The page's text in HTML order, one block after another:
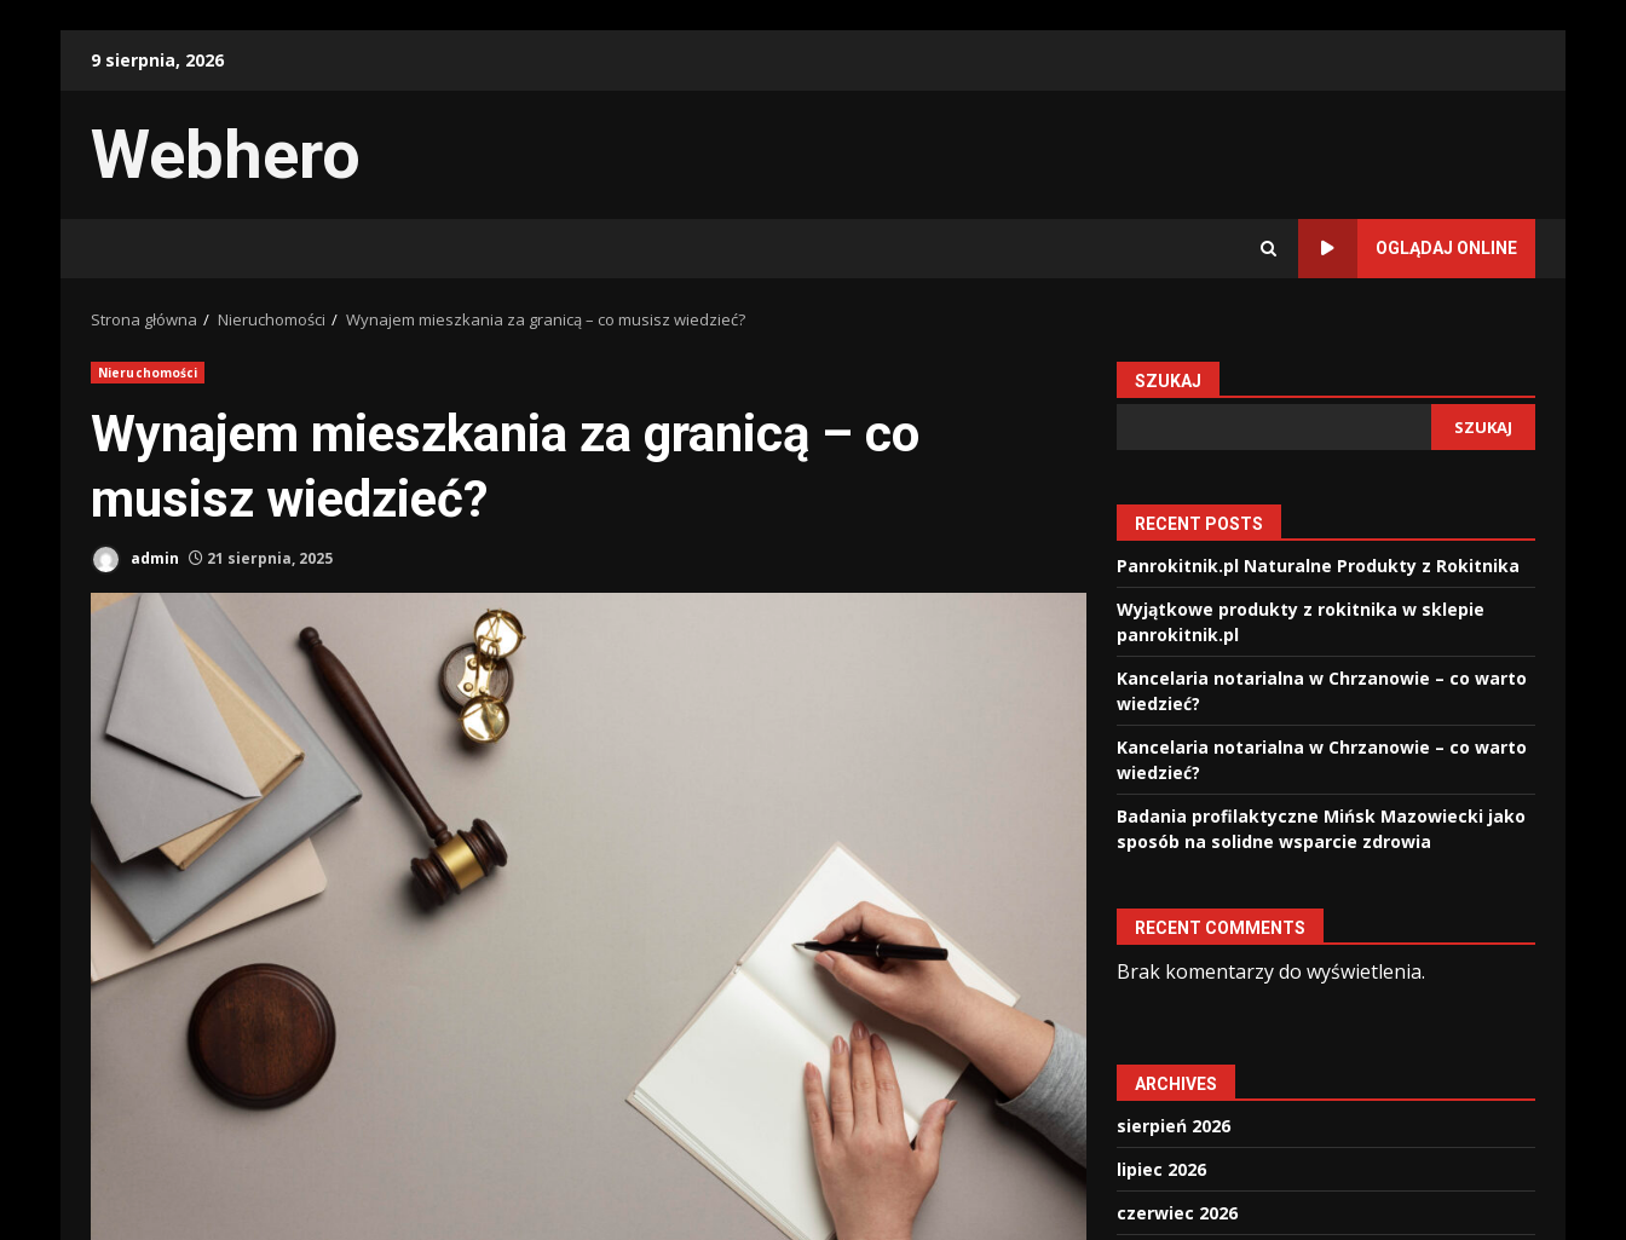
9 sierpnia, 2026
Webhero
OGLĄDAJ ONLINE
Strona główna Nieruchomości Wynajem mieszkania za granicą – co musisz wiedzieć?
Nieruchomości
Wynajem mieszkania za granicą – co
musisz wiedzieć?
admin 21 sierpnia, 2025
SZUKAJ
SZUKAJ
RECENT POSTS
Panrokitnik.pl Naturalne Produkty z Rokitnika
Wyjątkowe produkty z rokitnika w sklepie
panrokitnik.pl
Kancelaria notarialna w Chrzanowie – co warto
wiedzieć?
Kancelaria notarialna w Chrzanowie – co warto
wiedzieć?
Badania profilaktyczne Mińsk Mazowiecki jako
sposób na solidne wsparcie zdrowia
RECENT COMMENTS
Brak komentarzy do wyświetlenia.
ARCHIVES
sierpień 2026
lipiec 2026
czerwiec 2026